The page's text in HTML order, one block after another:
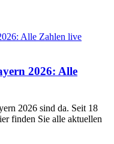
2026: Alle
2026 sind da. Seit 18
finden Sie alle aktuellen